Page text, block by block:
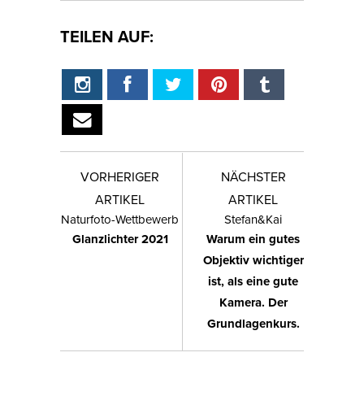
TEILEN AUF:
VORHERIGER
ARTIKEL
Naturfoto-Wettbewerb
Glanzlichter 2021
NÄCHSTER
ARTIKEL
Stefan&Kai
Warum ein gutes
Objektiv wichtiger
ist, als eine gute
Kamera. Der
Grundlagenkurs.